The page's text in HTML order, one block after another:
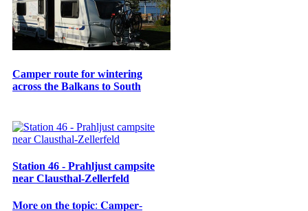
Camper route for wintering
across the Balkans to South
Station 46 - Prahljust campsite
near Clausthal-Zellerfeld
𝐌𝐨𝐫𝐞 𝐨𝐧 𝐭𝐡𝐞 𝐭𝐨𝐩𝐢𝐜: 𝐂𝐚𝐦𝐩𝐞𝐫-